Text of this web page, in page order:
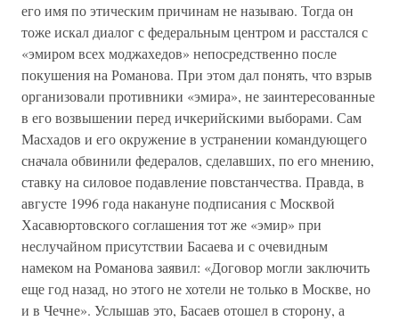
его имя по этическим причинам не называю. Тогда он
тоже искал диалог с федеральным центром и расстался с
«эмиром всех моджахедов» непосредственно после
покушения на Романова. При этом дал понять, что взрыв
организовали противники «эмира», не заинтересованные
в его возвышении перед ичкерийскими выборами. Сам
Масхадов и его окружение в устранении командующего
сначала обвинили федералов, сделавших, по его мнению,
ставку на силовое подавление повстанчества. Правда, в
августе 1996 года накануне подписания с Москвой
Хасавюртовского соглашения тот же «эмир» при
неслучайном присутствии Басаева и с очевидным
намеком на Романова заявил: «Договор могли заключить
еще год назад, но этого не хотели не только в Москве, но
и в Чечне». Услышав это, Басаев отошел в сторону, а